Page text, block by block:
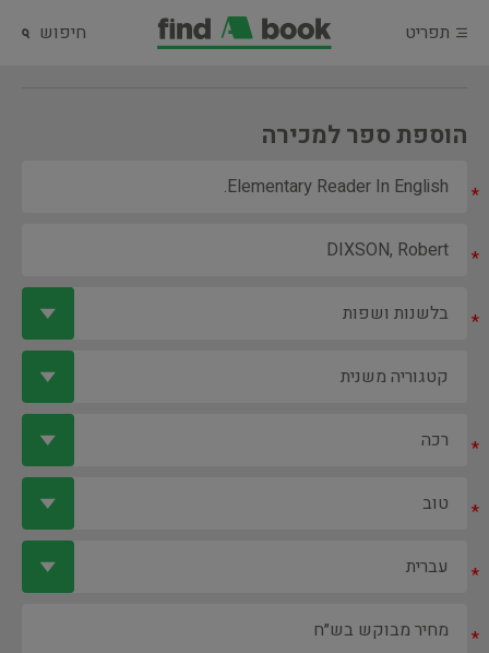
תפריט חיפוש
הוספת ספר למכירה
*
*
*
*
*
*
*